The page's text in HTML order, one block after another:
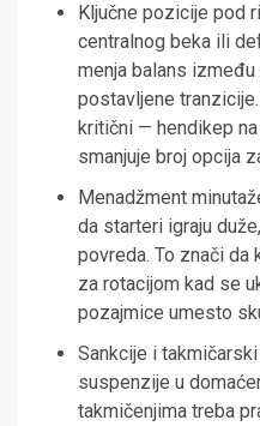
Ključne pozicije pod
centralnog beka ili
menja balans
postavljene
kritični — hendikep
smanjuje broj opcija
Menadžment
da starteri igraju
povreda. To znači da
za rotacijom kad se
pozajmice umesto
Sankcije i
suspenzije u
takmičenjima treba